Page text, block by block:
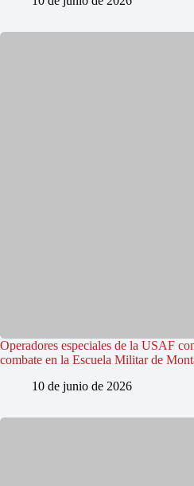
Operadores especiales de la USAF
combate en la Escuela Militar de
10 de junio de 2026